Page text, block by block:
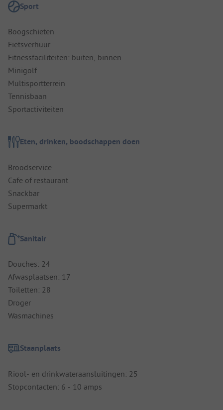
Sport
Boogschieten
Fietsverhuur
Fitnessfaciliteiten: buiten, binnen
Minigolf
Multisportterrein
Tennisbaan
Sportactiviteiten
Eten, drinken, boodschappen doen
Broodservice
Cafe of restaurant
Snackbar
Supermarkt
Sanitair
Douches: 24
Afwasplaatsen: 17
Toiletten: 28
Droger
Wasmachines
Staanplaats
Riool- en drinkwateraansluitingen: 25
Stopcontacten: 6 - 10 amps